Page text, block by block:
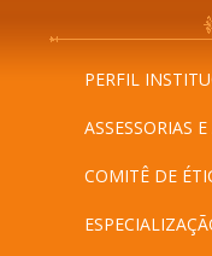
PERFIL
ASSESSORIAS
COMITÊ DE